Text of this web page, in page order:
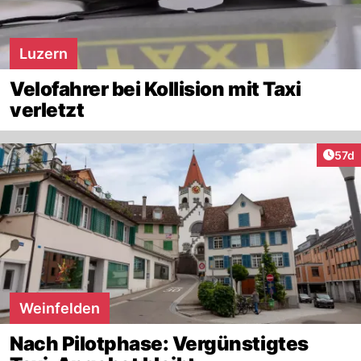
Luzern
Velofahrer bei Kollision mit Taxi
verletzt
57d
Weinfelden
Nach Pilotphase: Vergünstigtes